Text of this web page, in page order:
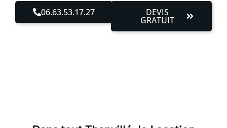
06.63.53.17.27 DEVIS
GRATUIT